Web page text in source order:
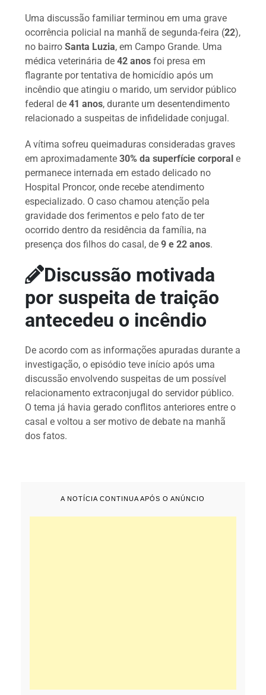
Uma discussão familiar terminou em uma grave
ocorrência policial na manhã de segunda-feira (22),
no bairroSanta Luzia, em Campo Grande. Uma
médica veterinária de42 anos foi presa em
flagrante por tentativa de homicídio após um
incêndio que atingiu o marido, um servidor público
federal de41 anos, durante um desentendimento
relacionado a suspeitas de infidelidade conjugal.
A vítima sofreu queimaduras consideradas graves
em aproximadamente30% da superfície corporal e
permanece internada em estado delicado no
Hospital Proncor, onde recebe atendimento
especializado. O caso chamou atenção pela
gravidade dos ferimentos e pelo fato de ter
ocorrido dentro da residência da família, na
presença dos filhos do casal, de9 e 22 anos.
Discussão motivada
por suspeita de traição
antecedeu o incêndio
De acordo com as informações apuradas durante a
investigação, o episódio teve início após uma
discussão envolvendo suspeitas de um possível
relacionamento extraconjugal do servidor público.
O tema já havia gerado conflitos anteriores entre o
casal e voltou a ser motivo de debate na manhã
dos fatos.
A NOTÍCIA CONTINUA APÓS O ANÚNCIO